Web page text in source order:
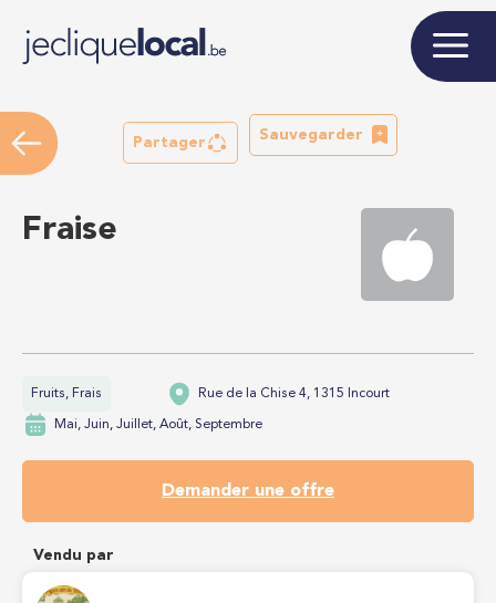
Partager
Sauvegarder
Fraise
Fruits, Frais Rue de la Chise 4, 1315 Incourt
Mai, Juin, Juillet, Août, Septembre
Demander une offre
Vendu par